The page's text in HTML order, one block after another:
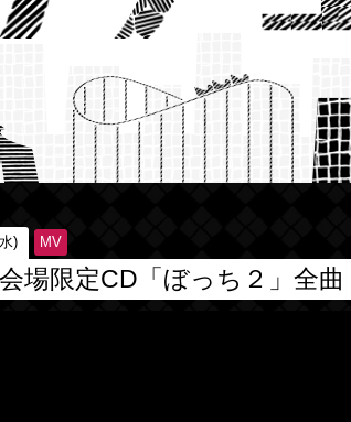
) MV
場限定CD「ぼっち２」全